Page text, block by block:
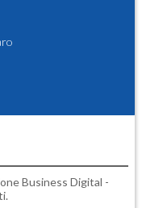
Business Digital -